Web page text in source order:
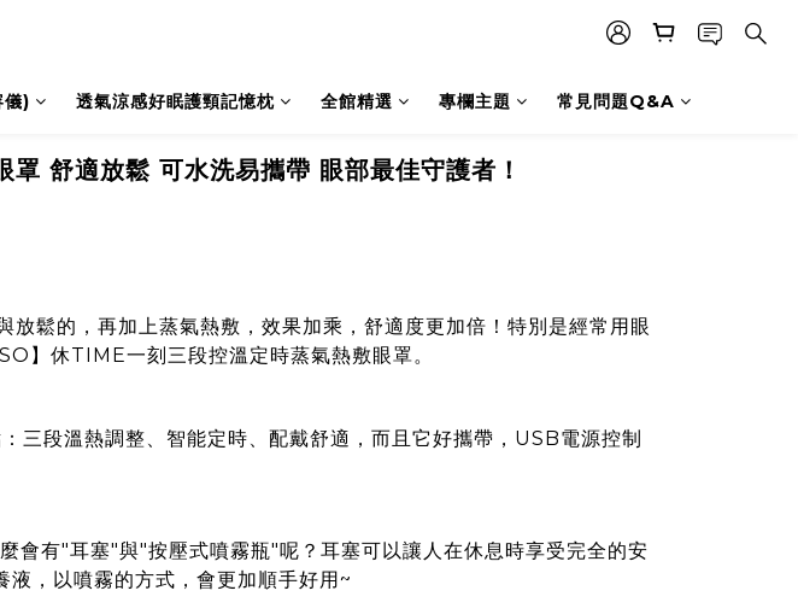
儀) 透氣涼感好眠護頸記憶枕 全館精選 專欄主題 常見問題Q&A
舒適放鬆 可水洗易攜帶 眼部最佳守護者！
鬆的，再加上蒸氣熱敷，效果加乘，舒適度更加倍！特別是經常用眼
】休TIME一刻三段控溫定時蒸氣熱敷眼罩。
：三段溫熱調整、智能定時、配戴舒適，而且它好攜帶，USB電源控制
會有"耳塞"與"按壓式噴霧瓶"呢？耳塞可以讓人在休息時享受完全的安
，以噴霧的方式，會更加順手好用~